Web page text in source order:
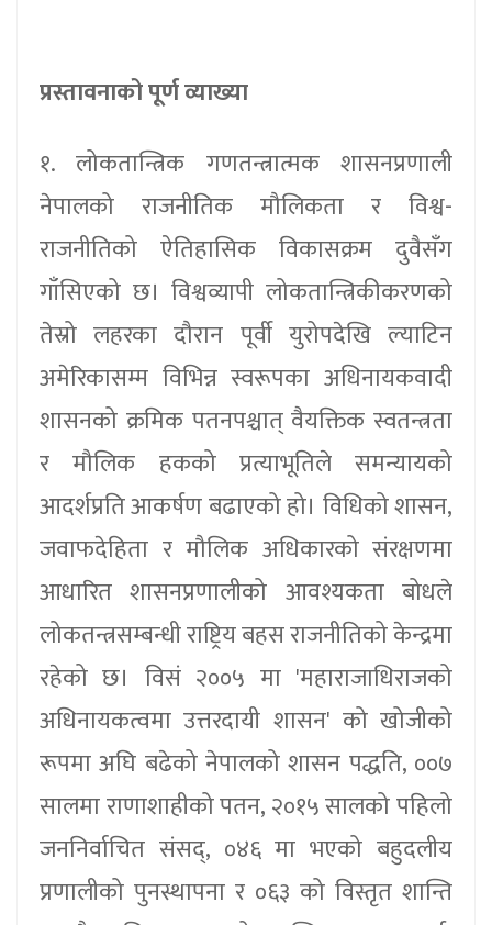
प्रस्तावनाको पूर्ण व्याख्या
१. लोकतान्त्रिक गणतन्त्रात्मक शासनप्रणाली
नेपालको राजनीतिक मौलिकता र विश्व-
राजनीतिको ऐतिहासिक विकासक्रम दुवैसँग
गाँसिएको छ। विश्वव्यापी लोकतान्त्रिकीकरणको
तेस्रो लहरका दौरान पूर्वी युरोपदेखि ल्याटिन
अमेरिकासम्म विभिन्न स्वरूपका अधिनायकवादी
शासनको क्रमिक पतनपश्चात् वैयक्तिक स्वतन्त्रता
र मौलिक हकको प्रत्याभूतिले समन्यायको
आदर्शप्रति आकर्षण बढाएको हो। विधिको शासन,
जवाफदेहिता र मौलिक अधिकारको संरक्षणमा
आधारित शासनप्रणालीको आवश्यकता बोधले
लोकतन्त्रसम्बन्धी राष्ट्रिय बहस राजनीतिको केन्द्रमा
रहेको छ। विसं २००५ मा 'महाराजाधिराजको
अधिनायकत्वमा उत्तरदायी शासन' को खोजीको
रूपमा अघि बढेको नेपालको शासन पद्धति, ००७
सालमा राणाशाहीको पतन, २०१५ सालको पहिलो
जननिर्वाचित संसद्, ०४६ मा भएको बहुदलीय
प्रणालीको पुनस्थापना र ०६३ को विस्तृत शान्ति